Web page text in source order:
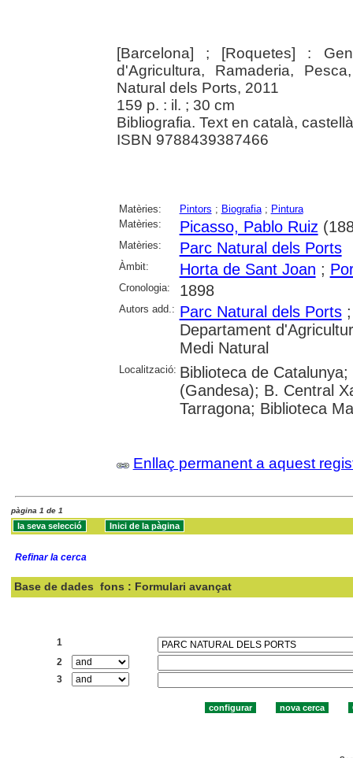
[Barcelona] ; [Roquetes] :
d'Agricultura, Ramaderia,
Natural dels Ports, 2011
159 p. : il. ; 30 cm
Bibliografia. Text en català,
ISBN 9788439387466
Matèries: Pintors ; Biografia; Pintura
Matèries:
Picasso, Pablo Ruiz
Matèries: Parc Natural dels Ports
Àmbit: Horta de Sant Joan ;
Cronologia: 1898
Autors add.: Parc Natural dels Ports
Departament
Medi Natural
Localització: Biblioteca de
(Gandesa); B. Central
Tarragona; Biblioteca
Enllaç permanent a aquest
pàgina 1 de 1
Refinar la cerca
Base de dades fons : Formulari avançat
1
2
3